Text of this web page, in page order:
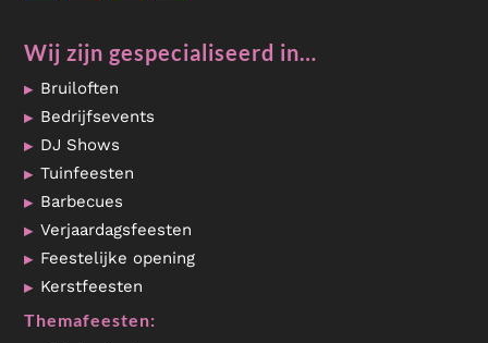
Wij zijn gespecialiseerd in…
Bruiloften
Bedrijfsevents
DJ Shows
Tuinfeesten
Barbecues
Verjaardagsfeesten
Feestelijke opening
Kerstfeesten
Themafeesten: